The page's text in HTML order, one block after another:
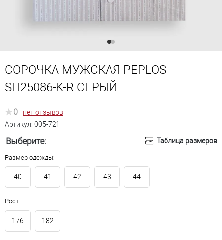
СОРОЧКА МУЖСКАЯ PEPLOS
SH25086-K-R СЕРЫЙ
0
нет отзывов
Артикул: 005-721
Выберите: Таблица размеров
Размер одежды:
40 41 42 43 44
Рост:
176 182